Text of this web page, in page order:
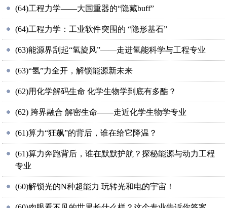
(64)工程力学——大国重器的“隐藏buff”
(64)工程力学：工业软件突围的 “隐形基石”
(63)能源界刮起“氢旋风”——走进氢能科学与工程专业
(63)“氢”力全开，解锁能源新未来
(62)用化学解码生命 化学生物学到底有多酷？
(62) 跨界融合 解密生命——走近化学生物学专业
(61)算力“狂飙”的背后，谁在给它降温？
(61)算力奔跑背后，谁在默默护航？探秘能源与动力工程
专业
(60)解锁光的N种超能力 玩转光和电的宇宙！